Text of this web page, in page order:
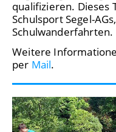
qualifizieren. Dieses
Schulsport Segel-
Schulwanderfahrten.
Weitere
per Mail.